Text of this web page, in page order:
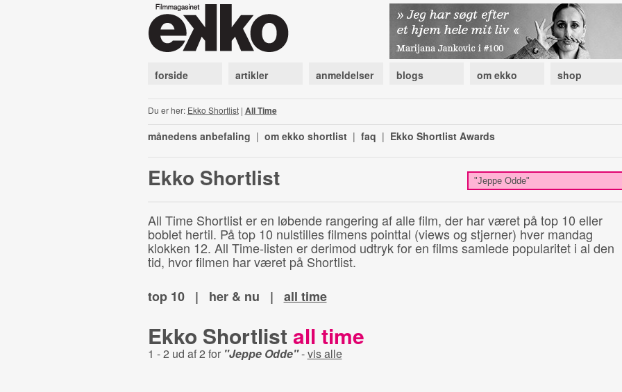
forside artikler anmeldelser blogs om ekko shop
Du er her: Ekko Shortlist| All Time
månedens anbefaling | om ekko shortlist | faq | Ekko Shortlist Awards
Ekko Shortlist
All Time Shortlist er en løbende rangering af alle film, der har været på top 10 eller
boblet hertil. På top 10 nulstilles filmens pointtal (views og stjerner) hver mandag
klokken 12. All Time-listen er derimod udtryk for en films samlede popularitet i al den
tid, hvor filmen har været på Shortlist.
top 10
| her & nu | all time
Ekko Shortlist all time
1 - 2 ud af 2 for "Jeppe Odde"-vis alle